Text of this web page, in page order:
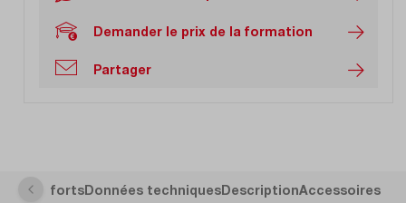
Demander le prix de la formation
Partager
Points fortsDonnées techniquesDescriptionAccessoires